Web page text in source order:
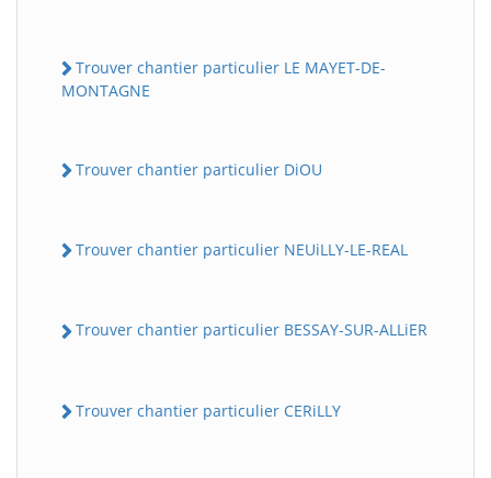
Trouver chantier particulier LE MAYET-DE-
MONTAGNE
Trouver chantier particulier DiOU
Trouver chantier particulier NEUiLLY-LE-REAL
Trouver chantier particulier BESSAY-SUR-ALLiER
Trouver chantier particulier CERiLLY